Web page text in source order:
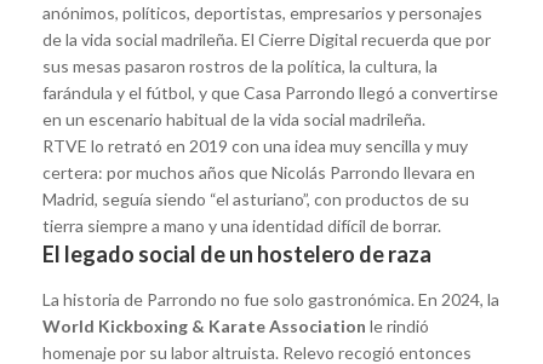
anónimos, políticos, deportistas, empresarios y personajes
de la vida social madrileña. El Cierre Digital recuerda que por
sus mesas pasaron rostros de la política, la cultura, la
farándula y el fútbol, y que Casa Parrondo llegó a convertirse
en un escenario habitual de la vida social madrileña.
RTVE lo retrató en 2019 con una idea muy sencilla y muy
certera: por muchos años que Nicolás Parrondo llevara en
Madrid, seguía siendo “el asturiano”, con productos de su
tierra siempre a mano y una identidad difícil de borrar.
El legado social de un hostelero de raza
La historia de Parrondo no fue solo gastronómica. En 2024, la
World Kickboxing & Karate Association le rindió
homenaje por su labor altruista. Relevo recogió entonces